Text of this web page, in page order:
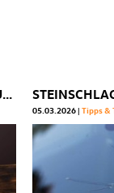
PENDLERPAUSCHALE - WAS IHNEN ZUSTEHT
05.03.2026 Tipps &